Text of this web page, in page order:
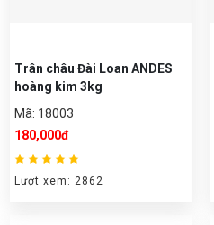
Trân châu Đài Loan ANDES
hoàng kim 3kg
Mã: 18003
180,000đ
Lượt xem: 2862